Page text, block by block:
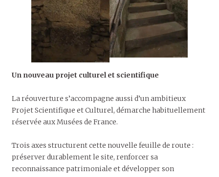
Un nouveau projet culturel et scientifique
La réouverture s’accompagne aussi d’un ambitieux
Projet Scientifique et Culturel, démarche habituellement
réservée aux Musées de France.
Trois axes structurent cette nouvelle feuille de route :
préserver durablement le site, renforcer sa
reconnaissance patrimoniale et développer son